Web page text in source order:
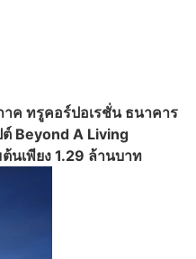
ค ทรูคอร์ปอเรชั่น ธนาคาร
Beyond A Living
นเพียง 1.29 ล้านบาท